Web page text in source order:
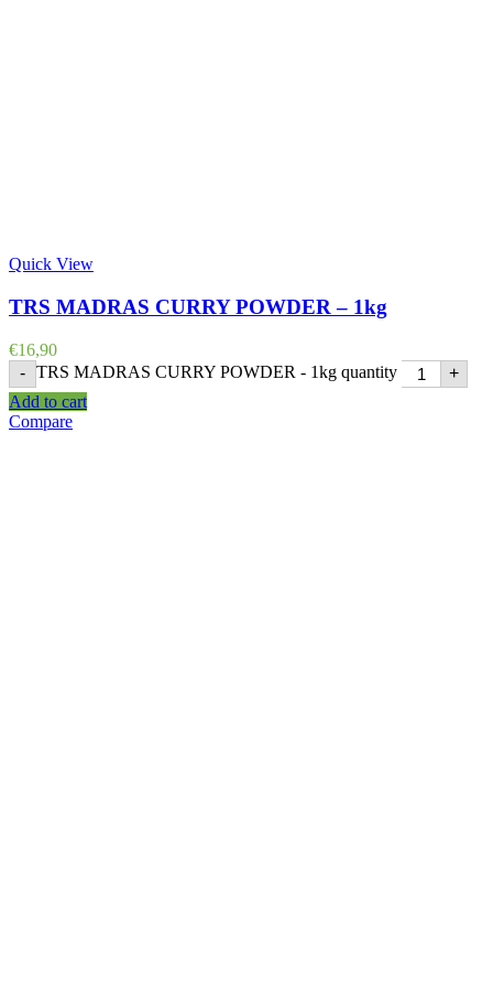
Quick View
TRS MADRAS CURRY POWDER – 1kg
€16,90
- TRS MADRAS CURRY POWDER - 1kg quantity
+
Add to cart
Compare